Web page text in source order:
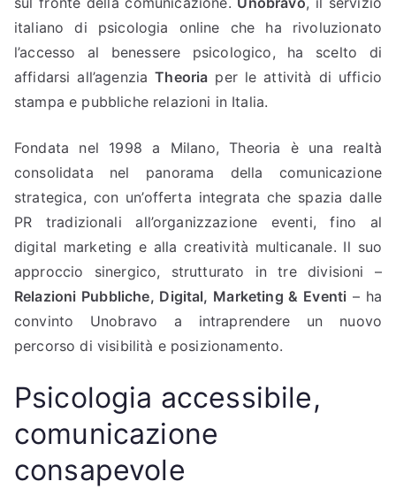
italiano di psicologia online che ha rivoluzionato
l’accesso al benessere psicologico, ha scelto di
affidarsi all’agenziaTheoria per le attività di ufficio
stampa e pubbliche relazioni in Italia.
Fondata nel 1998 a Milano, Theoria è una realtà
consolidata nel panorama della comunicazione
strategica, con un’offerta integrata che spazia dalle
PR tradizionali all’organizzazione eventi, fino al
digital marketing e alla creatività multicanale. Il suo
approccio sinergico, strutturato in tre divisioni –
Relazioni Pubbliche, Digital, Marketing & Eventi – ha
convinto Unobravo a intraprendere un nuovo
percorso di visibilità e posizionamento.
Psicologia accessibile,
comunicazione
consapevole